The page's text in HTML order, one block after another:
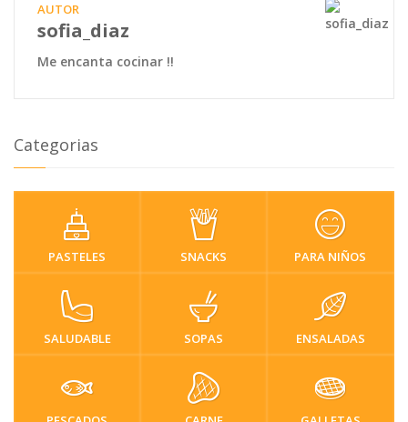
AUTOR
sofia_diaz
Me encanta cocinar !!
Categorias
PASTELES SNACKS PARA NIÑOS
SALUDABLE SOPAS ENSALADAS